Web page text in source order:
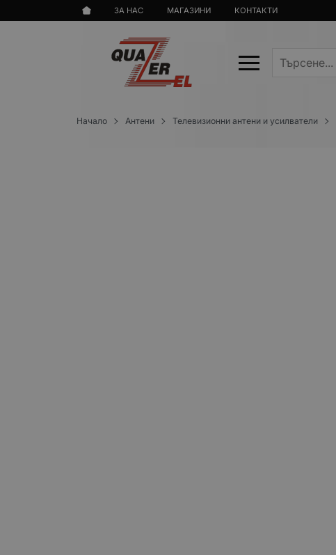
ЗА НАС МАГАЗИНИ КОНТАКТИ
Начало Антени Телевизионни антени и усилватели